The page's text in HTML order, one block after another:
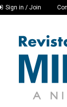
Sign in / Join